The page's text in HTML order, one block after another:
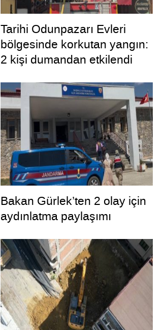
Tarihi Odunpazarı Evleri
bölgesinde korkutan yangın:
2 kişi dumandan etkilendi
Bakan Gürlek’ten 2 olay için
aydınlatma paylaşımı